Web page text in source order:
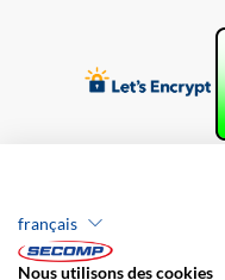
français
Nous utilisons des cookies